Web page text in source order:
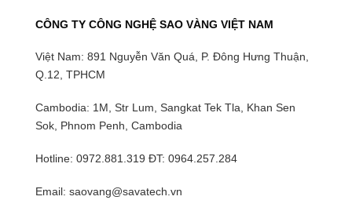
CÔNG TY CÔNG NGHỆ SAO VÀNG VIỆT NAM
Việt Nam: 891 Nguyễn Văn Quá, P. Đông Hưng Thuận,
Q.12, TPHCM
Cambodia: 1M, Str Lum, Sangkat Tek Tla, Khan Sen
Sok, Phnom Penh, Cambodia
Hotline: 0972.881.319 ĐT: 0964.257.284
Email: saovang@savatech.vn